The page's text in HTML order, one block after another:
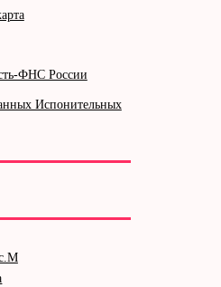
ФНС России
Испонительных